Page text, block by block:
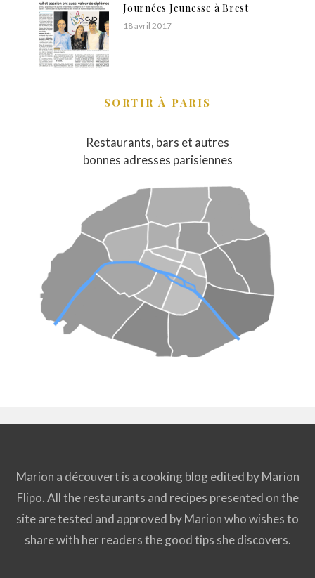
Journées Jeunesse à Brest
18 avril 2017
SORTIR À PARIS
Restaurants, bars et autres
bonnes adresses parisiennes
Marion a découvert is a cooking blog edited by Marion
Flipo. All the restaurants and recipes presented on the
site are tested and approved by Marion who wishes to
share with her readers the good tips she discovers.